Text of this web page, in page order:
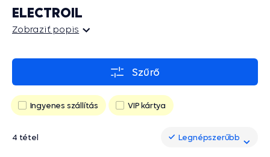
ELECTROIL
Zobraziť popis
Szűrő
Ingyenes szállítás VIP kártya
4 tétel Legnépszerűbb
Legnépszerűbb